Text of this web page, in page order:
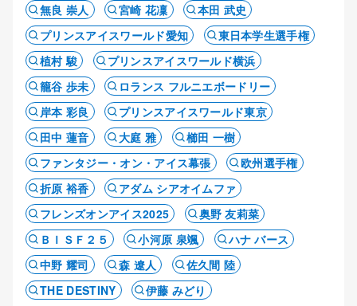
無良 崇人
宮崎 花凜
本田 武史
プリンスアイスワールド愛知
東日本学生選手権
植村 駿
プリンスアイスワールド横浜
籠谷 歩未
ロランス フルニエボードリー
岸本 彩良
プリンスアイスワールド東京
田中 蓮音
大庭 雅
櫛田 一樹
ファンタジー・オン・アイス幕張
欧州選手権
折原 裕香
アダム シアオイムファ
フレンズオンアイス2025
奥野 友莉菜
ＢＩＳＦ２５
小河原 泉颯
ハナ バース
中野 耀司
森 遼人
佐久間 陸
THE DESTINY
伊藤 みどり